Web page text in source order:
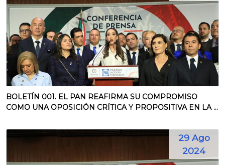
BOLETÍN 001. EL PAN REAFIRMA SU COMPROMISO
COMO UNA OPOSICIÓN CRÍTICA Y PROPOSITIVA EN LA ...
29 Ago
2024